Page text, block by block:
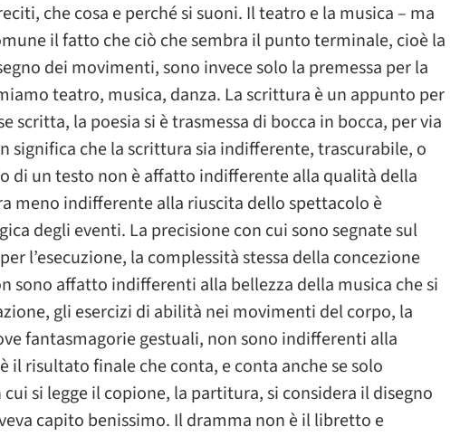
che cosa e perché si suoni. Il teatro e la musica – ma
il fatto che ciò che sembra il punto terminale, cioè la
dei movimenti, sono invece solo la premessa per la
teatro, musica, danza. La scrittura è un appunto per
scritta, la poesia si è trasmessa di bocca in bocca, per via
significa che la scrittura sia indifferente, trascurabile, o
di un testo non è affatto indifferente alla qualità della
meno indifferente alla riuscita dello spettacolo è
degli eventi. La precisione con cui sono segnate sul
l’esecuzione, la complessità stessa della concezione
sono affatto indifferenti alla bellezza della musica che si
gli esercizi di abilità nei movimenti del corpo, la
fantasmagorie gestuali, non sono indifferenti alla
il risultato finale che conta, e conta anche se solo
si legge il copione, la partitura, si considera il disegno
capito benissimo. Il dramma non è il libretto e